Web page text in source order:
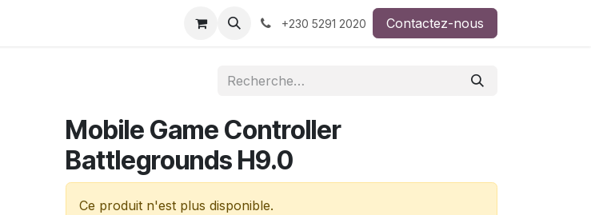
+230 5291 2020 Contactez-nous
Mobile Game Controller
Battlegrounds H9.0
Ce produit n'est plus disponible.